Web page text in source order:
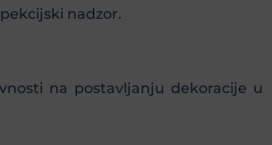
nadzor.
na postavljanju dekoracije u